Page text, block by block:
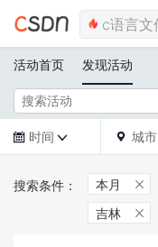
活动首页 发现活动
 时间   城市
本月 
吉林 